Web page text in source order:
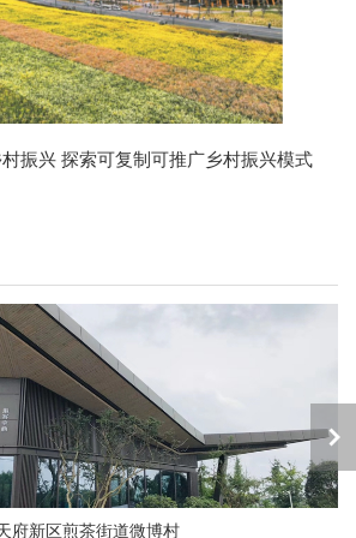
振兴 探索可复制可推广乡村振兴模式
府新区煎茶街道微博村